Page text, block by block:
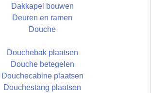
Dakkapel bouwen
Deuren en ramen
Douche
Douchebak plaatsen
Douche betegelen
Douchecabine plaatsen
Douchestang plaatsen